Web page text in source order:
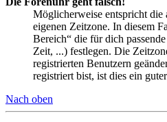
Möglicherweise entspricht die
eigenen Zeitzone. In diesem
Bereich“ die für dich
Zeit, ...) festlegen. Die
registrierten Benutzern
registriert bist, ist dies ein
Nach oben